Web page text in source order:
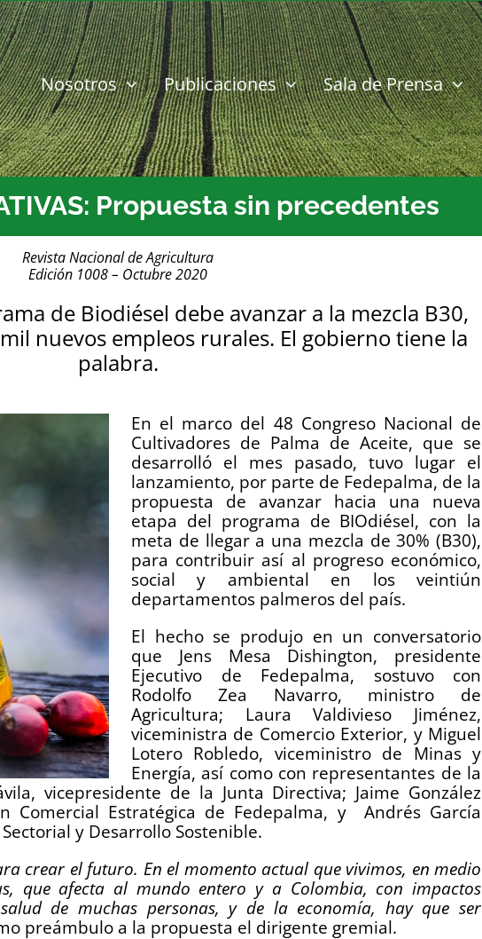
Nosotros Publicaciones Sala de Prensa
Propuesta sin precedentes
Revista Nacional de Agricultura
Edición 1008 – Octubre 2020
de Biodiésel debe avanzar a la mezcla B30,
nuevos empleos rurales. El gobierno tiene la
palabra.
En el marco del 48 Congreso Nacional de
Cultivadores de Palma de Aceite, que se
desarrolló el mes pasado, tuvo lugar el
lanzamiento, por parte de Fedepalma, de la
propuesta de avanzar hacia una nueva
etapa del programa de BIOdiésel, con la
meta de llegar a una mezcla de 30% (B30),
para contribuir así al progreso económico,
social y ambiental en los veintiún
departamentos palmeros del país.
El hecho se produjo en un conversatorio
que Jens Mesa Dishington, presidente
Ejecutivo de Fedepalma, sostuvo con
Rodolfo Zea Navarro, ministro de
Agricultura; Laura Valdivieso Jiménez,
viceministra de Comercio Exterior, y Miguel
Lotero Robledo, viceministro de Minas y
Energía, así como con representantes de la
vicepresidente de la Junta Directiva; Jaime González
Comercial Estratégica de Fedepalma, y Andrés García
y Desarrollo Sostenible.
crear el futuro. En el momento actual que vivimos, en medio
que afecta al mundo entero y a Colombia, con impactos
de muchas personas, y de la economía, hay que ser
preámbulo a la propuesta el dirigente gremial.